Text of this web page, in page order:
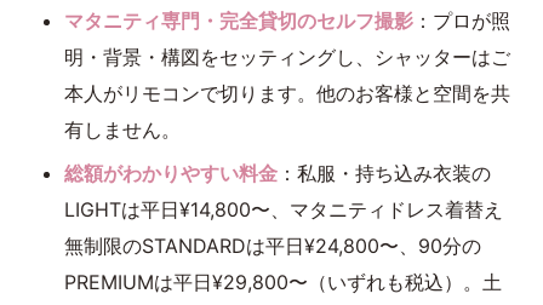
マタニティ専門・完全貸切のセルフ撮影：プロが照
明・背景・構図をセッティングし、シャッターはご
本人がリモコンで切ります。他のお客様と空間を共
有しません。
総額がわかりやすい料金：私服・持ち込み衣装の
LIGHTは平日¥14,800〜、マタニティドレス着替え
無制限のSTANDARDは平日¥24,800〜、90分の
PREMIUMは平日¥29,800〜（いずれも税込）。土